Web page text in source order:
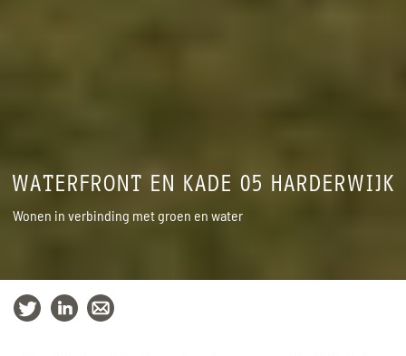
WATERFRONT EN KADE 05 HARDERWIJK
Wonen in verbinding met groen en water